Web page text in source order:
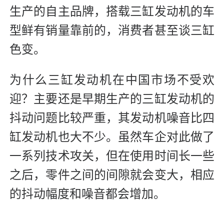
生产的自主品牌，搭载三缸发动机的车
型鲜有销量靠前的，消费者甚至谈三缸
色变。
为什么三缸发动机在中国市场不受欢
迎？主要还是早期生产的三缸发动机的
抖动问题比较严重，其发动机噪音比四
缸发动机也大不少。虽然车企对此做了
一系列技术攻关，但在使用时间长一些
之后，零件之间的间隙就会变大，相应
的抖动幅度和噪音都会增加。